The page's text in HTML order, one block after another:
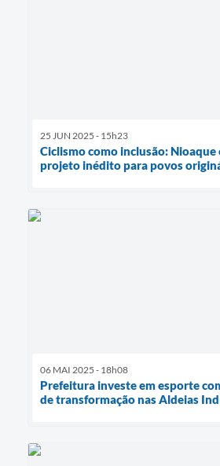
25 JUN 2025 - 15h23
Ciclismo como inclusão: Nioaque
projeto inédito para povos
06 MAI 2025 - 18h08
Prefeitura investe em esporte
de transformação nas Aldeias